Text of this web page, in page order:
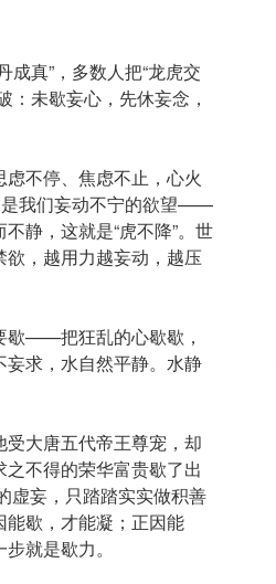
真”，多数人把“龙虎交
：​未歇妄心，先休妄念，
不停、焦虑不止，心火
是我们妄动不宁的欲望——
静，这就是“虎不降”。世
，越用力越妄动，越压
歇——把狂乱的心歇歇，
求，水自然平静。水静
大唐五代帝王尊宠，却
不得的荣华富贵歇了出
虚妄，只踏踏实实做积善
歇，才能凝；正因能
就是歇力。